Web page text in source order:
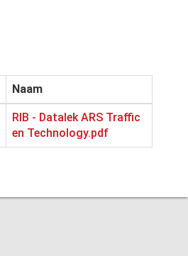
Naam
RIB - Datalek ARS Traffic
en Technology.pdf